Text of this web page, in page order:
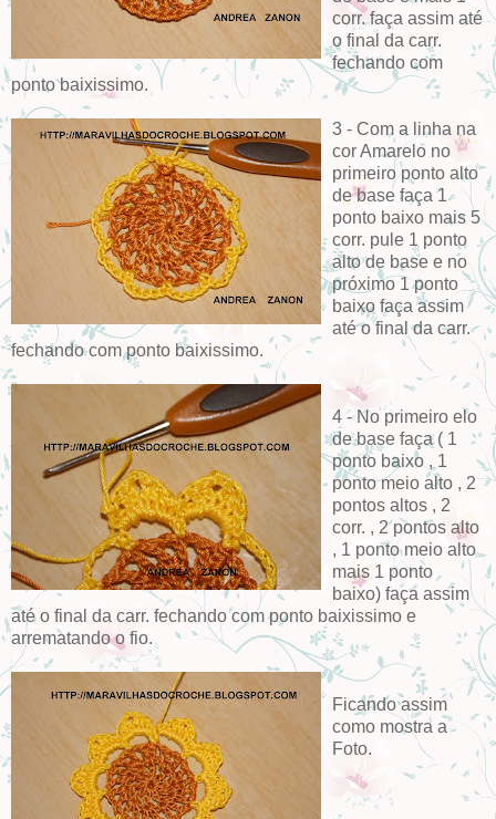
corr. faça assim até
o final da carr.
fechando com
ponto baixissimo.
3 - Com a linha na
cor Amarelo no
primeiro ponto alto
de base faça 1
ponto baixo mais 5
corr. pule 1 ponto
alto de base e no
próximo 1 ponto
baixo faça assim
até o final da carr.
fechando com ponto baixissimo.
4 - No primeiro elo
de base faça ( 1
ponto baixo , 1
ponto meio alto , 2
pontos altos , 2
corr. , 2 pontos alto
, 1 ponto meio alto
mais 1 ponto
baixo) faça assim
até o final da carr. fechando com ponto baixissimo e
arrematando o fio.
Ficando assim
como mostra a
Foto.